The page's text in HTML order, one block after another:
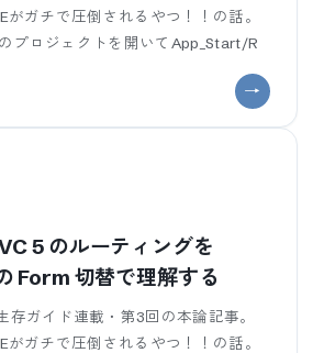
がガチで圧倒されるやつ！！の話。
プロジェクトを開いてApp_Start/R
5 のルーティングを
Form 切替で理解する
存ガイド連載・第3回の本論記事。
がガチで圧倒されるやつ！！の話。